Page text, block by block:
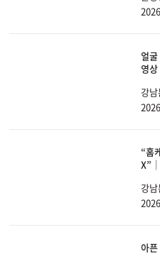
얼
영
강
“홈
X”│
강
아